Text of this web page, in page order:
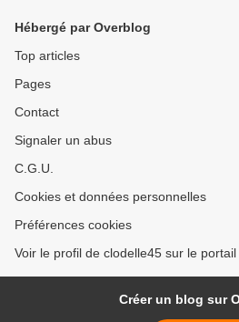
indispensable
Hébergé par Overblog
Top articles
Pages
Contact
Signaler un abus
C.G.U.
Cookies et données personnelles
Préférences cookies
Voir le profil de clodelle45 sur le
Créer un blog sur